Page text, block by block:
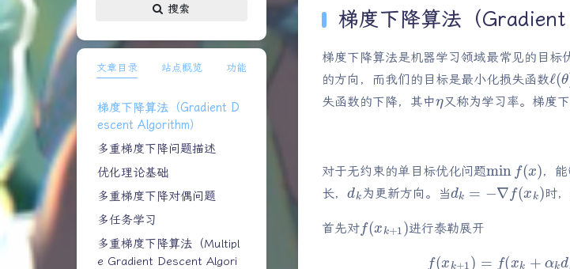
搜索
文章目录 站点概览 功能
梯度下降算法（Gradient D
escent Algorithm）
多重梯度下降问题描述
优化理论基础
多重梯度下降对偶问题
多任务学习
多重梯度下降算法（Multipl
e Gradient Descent Algori
梯度下降算法（
梯度下降算法是机器学习领域最常见的目标
的方向，而我们的目标是最小化损失函数
ℓ(
失函数的下降，其中
又称为学习率。梯度
对于无约束的单目标优化问题
min (x
，
长，
d
为更新方向。当
d f(xk)
时
首先对
f(x )
进行泰勒展开
f(x ) xk =f